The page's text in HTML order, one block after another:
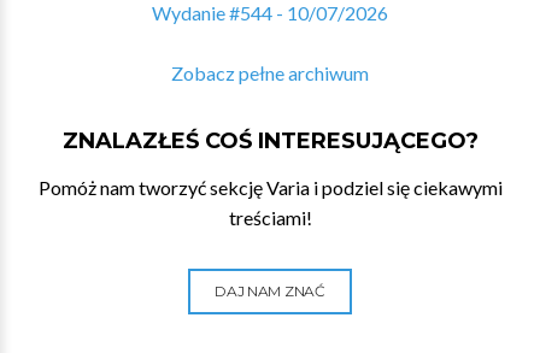
Wydanie #544 - 10/07/2026
Zobacz pełne archiwum
ZNALAZŁEŚ COŚ INTERESUJĄCEGO?
Pomóż nam tworzyć sekcję Varia i podziel się ciekawymi
treściami!
DAJ NAM ZNAĆ